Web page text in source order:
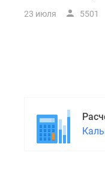
23 июля 5501